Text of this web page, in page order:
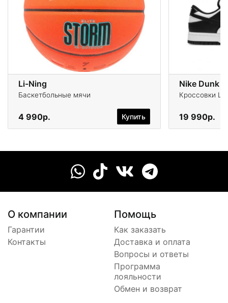
Li-Ning
Баскетбольные мячи
4 990р. Купить
Nike Dunk
Кроссовки
19 990р.
О компании
Гарантии
Контакты
Помощь
Как заказать
Доставка и оплата
Вопросы и ответы
Программа
лояльности
Обмен и возврат